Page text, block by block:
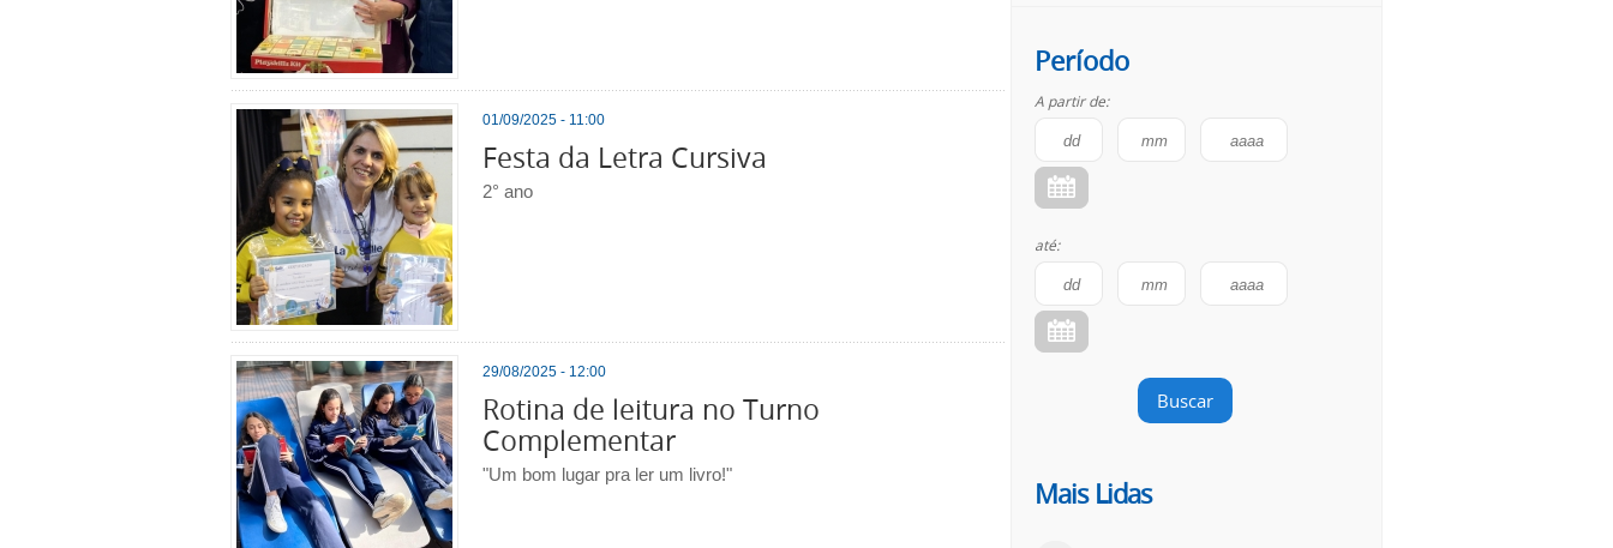
01/09/2025 - 11:00
Festa da Letra Cursiva
2° ano
29/08/2025 - 12:00
Rotina de leitura no Turno
Complementar
"Um bom lugar pra ler um livro!"
Período
A partir de:
até:
Buscar
Mais Lidas